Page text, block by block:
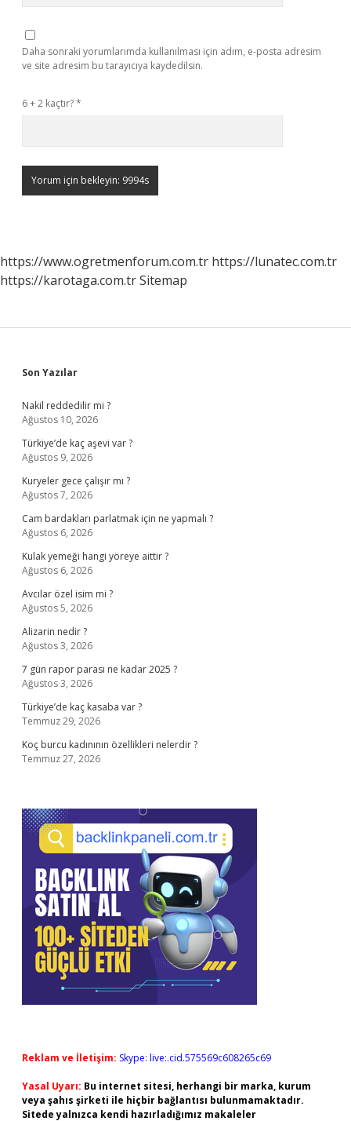
Daha sonraki yorumlarımda kullanılması için adım, e-posta adresim
ve site adresim bu tarayıcıya kaydedilsin.
6 + 2 kaçtır?*
https://www.ogretmenforum.com.tr https://lunatec.com.tr
https://karotaga.com.trSitemap
Sidebar
Son Yazılar
Nakil reddedilir mi ?
Ağustos 10, 2026
Türkiye’de kaç aşevi var ?
Ağustos 9, 2026
Kuryeler gece çalışır mı ?
Ağustos 7, 2026
Cam bardakları parlatmak için ne yapmalı ?
Ağustos 6, 2026
Kulak yemeği hangi yöreye aittir ?
Ağustos 6, 2026
Avcılar özel isim mi ?
Ağustos 5, 2026
Alizarin nedir ?
Ağustos 3, 2026
7 gün rapor parası ne kadar 2025 ?
Ağustos 3, 2026
Türkiye’de kaç kasaba var ?
Temmuz 29, 2026
Koç burcu kadınının özellikleri nelerdir ?
Temmuz 27, 2026
Reklam ve İletişim: Skype: live:.cid.575569c608265c69
Yasal Uyarı: Bu internet sitesi, herhangi bir marka, kurum
veya şahıs şirketi ile hiçbir bağlantısı bulunmamaktadır.
Sitede yalnızca kendi hazırladığımız makaleler